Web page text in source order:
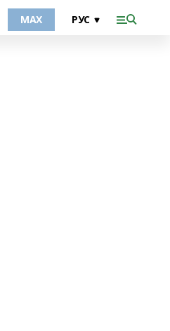
МАХ